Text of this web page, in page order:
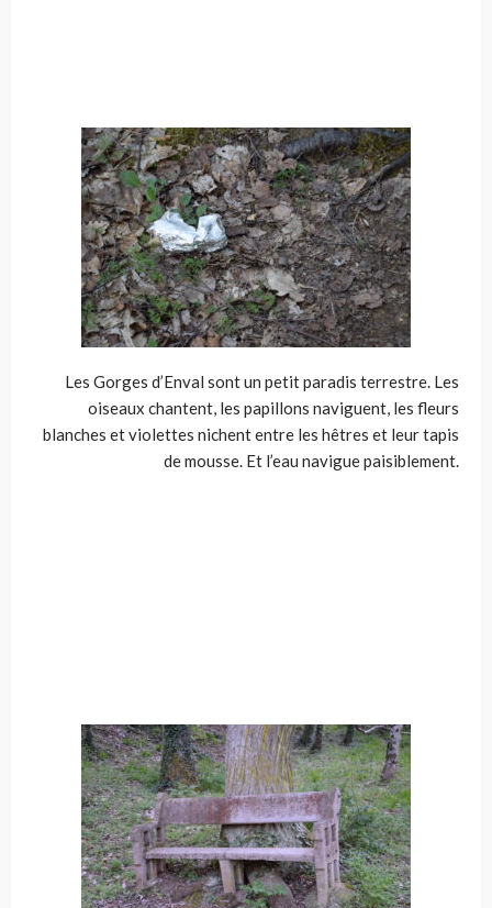
Les Gorges d’Enval sont un petit paradis terrestre. Les
oiseaux chantent, les papillons naviguent, les fleurs
blanches et violettes nichent entre les hêtres et leur tapis
de mousse. Et l’eau navigue paisiblement.